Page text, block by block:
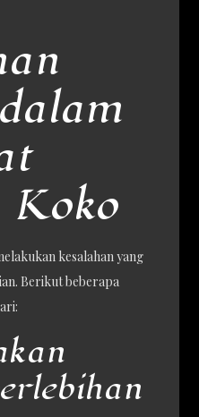
Koko
kesalahan yang
Berikut beberapa